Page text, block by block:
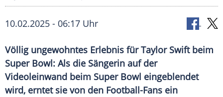
10.02.2025 - 06:17 Uhr
Völlig ungewohntes Erlebnis für Taylor Swift beim
Super Bowl: Als die Sängerin auf der
Videoleinwand beim Super Bowl eingeblendet
wird, erntet sie von den Football-Fans ein